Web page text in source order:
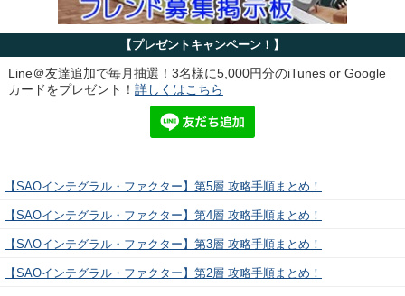
【プレゼントキャンペーン！】
Line＠友達追加で毎月抽選！3名様に5,000円分のiTunes or Google
カードをプレゼント！ 詳しくはこちら
【SAOインテグラル・ファクター】第5層 攻略手順まとめ！
【SAOインテグラル・ファクター】第4層 攻略手順まとめ！
【SAOインテグラル・ファクター】第3層 攻略手順まとめ！
【SAOインテグラル・ファクター】第2層 攻略手順まとめ！